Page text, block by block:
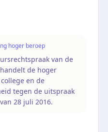
hoger beroep
van de
de hoger
en de
tegen de uitspraak
28 juli 2016.